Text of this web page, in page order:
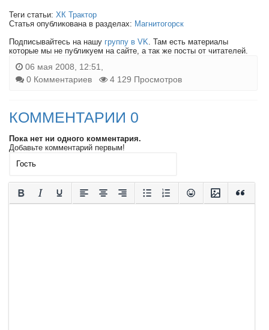
Теги статьи: ХК Трактор
Статья опубликована в разделах: Магнитогорск
Подписывайтесь на нашу группу в VK . Там есть материалы
которые мы не публикуем на сайте, а так же посты от читателей.
06 мая 2008, 12:51,
0 Комментариев
4 129 Просмотров
КОММЕНТАРИИ 0
Пока нет ни одного комментария.
Добавьте комментарий первым!